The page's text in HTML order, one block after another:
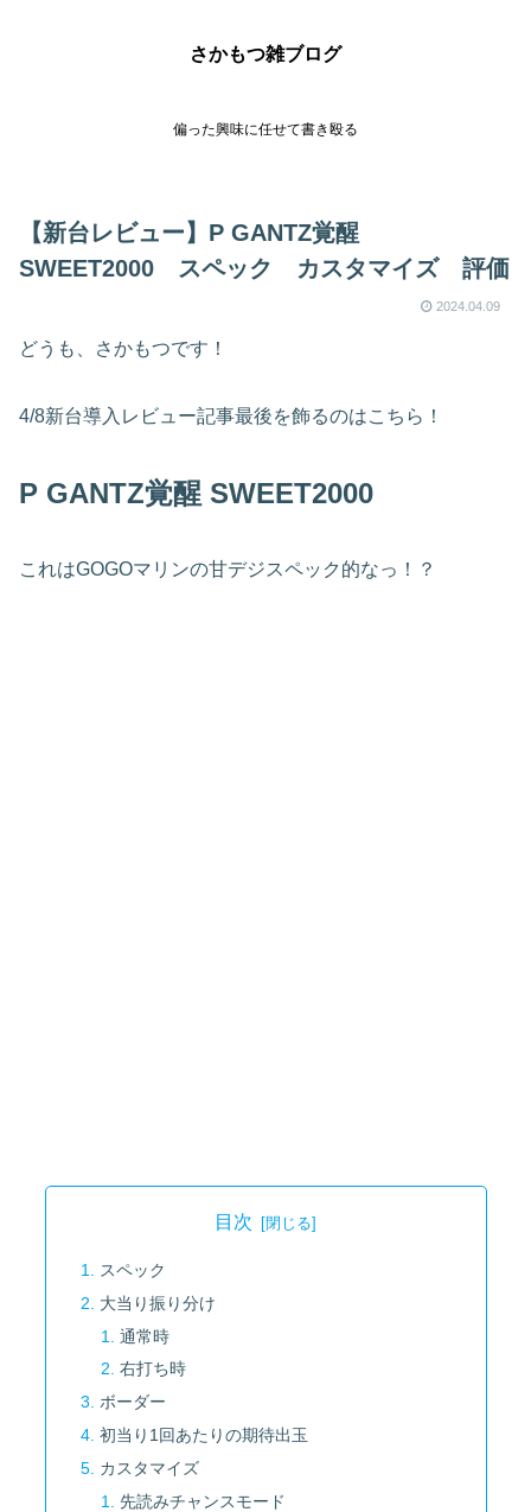
さかもつ雑ブログ
偏った興味に任せて書き殴る
【新台レビュー】P GANTZ覚醒
SWEET2000 スペック カスタマイズ 評価
2024.04.09
どうも、さかもつです！
4/8新台導入レビュー記事最後を飾るのはこちら！
P GANTZ覚醒 SWEET2000
これはGOGOマリンの甘デジスペック的なっ！？
目次
スペック
大当り振り分け
通常時
右打ち時
ボーダー
初当り1回あたりの期待出玉
カスタマイズ
先読みチャンスモード